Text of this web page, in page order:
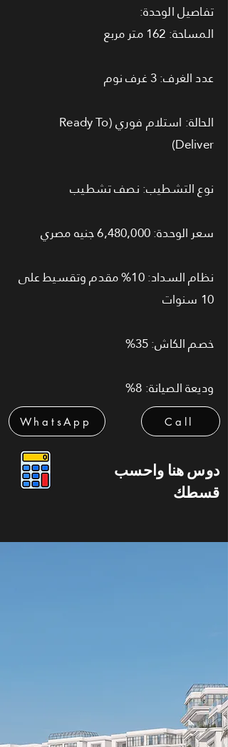
تفاصيل الوحدة:
المساحة: 162 متر مربع
عدد الغرف: 3 غرف نوم
الحالة: استلام فوري (Ready To
Deliver)
نوع التشطيب: نصف تشطيب
سعر الوحدة: 6,480,000 جنيه مصري
نظام السداد: 10% مقدم وتقسيط على
10 سنوات
خصم الكاش: 35%
وديعة الصيانة: 8%
WhatsApp Call
دوس هنا واحسب
قسطك